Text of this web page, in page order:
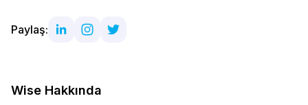
Paylaş:
Wise Hakkında